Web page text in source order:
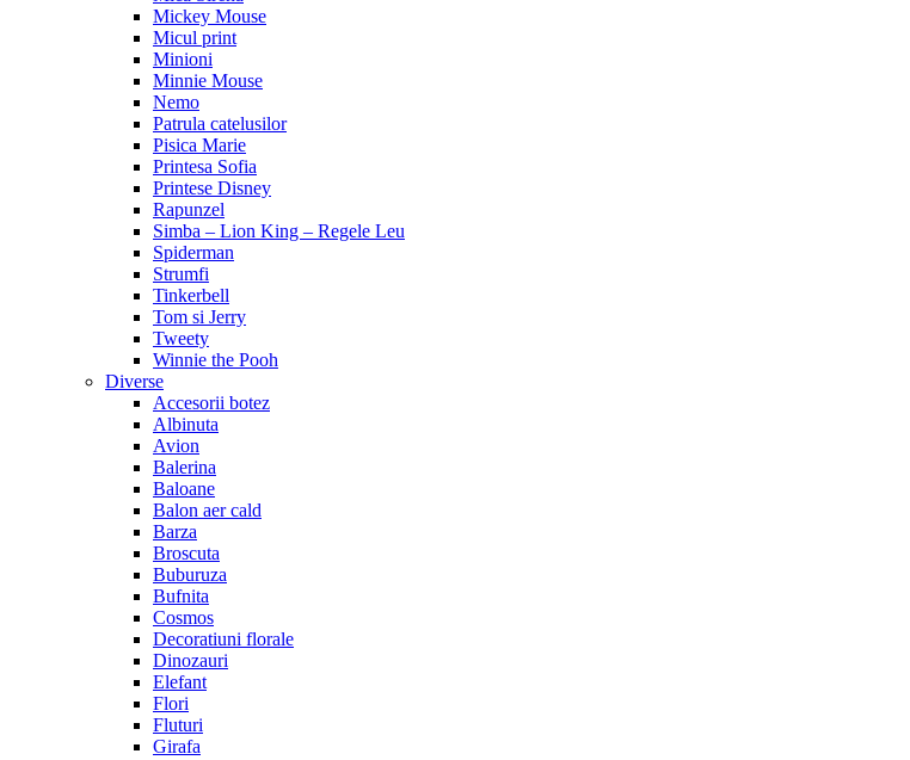
Mickey Mouse
Micul print
Minioni
Minnie Mouse
Nemo
Patrula catelusilor
Pisica Marie
Printesa Sofia
Printese Disney
Rapunzel
Simba – Lion King – Regele Leu
Spiderman
Strumfi
Tinkerbell
Tom si Jerry
Tweety
Winnie the Pooh
Diverse
Accesorii botez
Albinuta
Avion
Balerina
Baloane
Balon aer cald
Barza
Broscuta
Buburuza
Bufnita
Cosmos
Decoratiuni florale
Dinozauri
Elefant
Flori
Fluturi
Girafa